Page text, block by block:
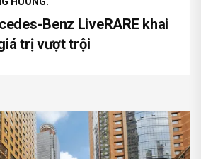
HUONG.
Benz LiveRARE khai